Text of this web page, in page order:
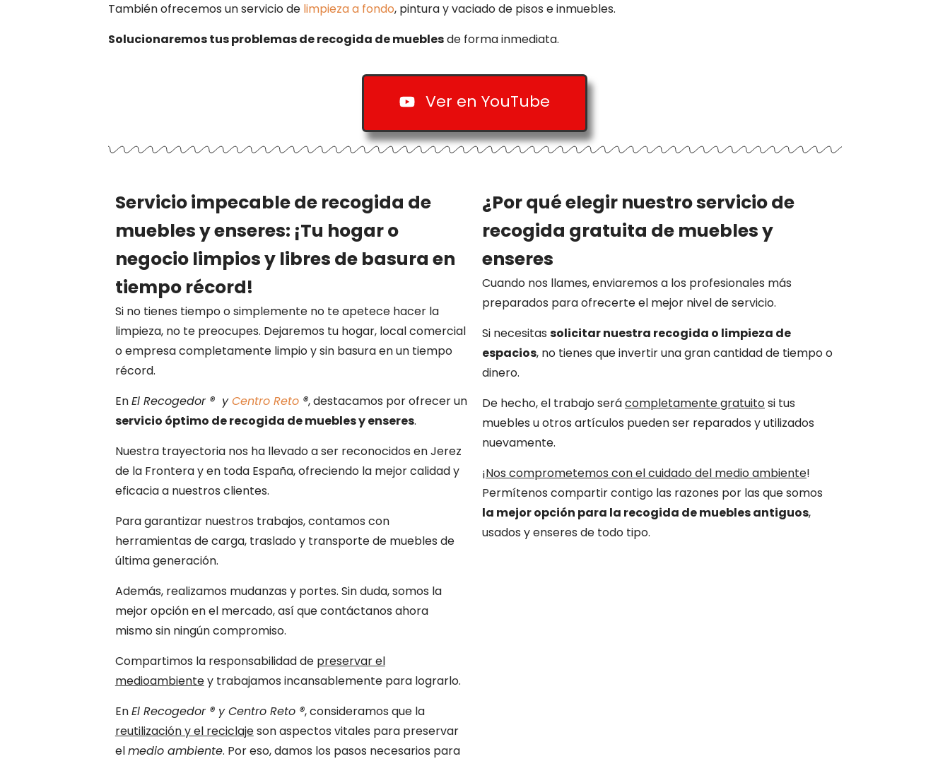
También ofrecemos un servicio de limpieza a fondo, pintura y vaciado de pisos e inmuebles.
Solucionaremos tus problemas de recogida de mueblesde forma inmediata.
Ver en YouTube
Servicio impecable de recogida de
muebles y enseres: ¡Tu hogar o
negocio limpios y libres de basura en
tiempo récord!
Si no tienes tiempo o simplemente no te apetece hacer la
limpieza, no te preocupes. Dejaremos tu hogar, local comercial
o empresa completamente limpio y sin basura en un tiempo
récord.
EnEl Recogedor ® yCentro Reto®, destacamos por ofrecer un
servicio óptimo de recogida de muebles y enseres.
Nuestra trayectoria nos ha llevado a ser reconocidos en Jerez
de la Frontera y en toda España, ofreciendo la mejor calidad y
eficacia a nuestros clientes.
Para garantizar nuestros trabajos, contamos con
herramientas de carga, traslado y transporte de muebles de
última generación.
Además, realizamos mudanzas y portes. Sin duda, somos la
mejor opción en el mercado, así que contáctanos ahora
mismo sin ningún compromiso.
Compartimos la responsabilidad de preservar el
medioambientey trabajamos incansablemente para lograrlo.
EnEl Recogedor ® y Centro Reto ®, consideramos que la
reutilización y el reciclajeson aspectos vitales para preservar
elmedio ambiente. Por eso, damos los pasos necesarios para
¿Por qué elegir nuestro servicio de
recogida gratuita de muebles y
enseres
Cuando nos llames, enviaremos a los profesionales más
preparados para ofrecerte el mejor nivel de servicio.
Si necesitas solicitar nuestra recogida o limpieza de
espacios, no tienes que invertir una gran cantidad de tiempo o
dinero.
De hecho, el trabajo serácompletamente gratuitosi tus
muebles u otros artículos pueden ser reparados y utilizados
nuevamente.
¡Nos comprometemos con el cuidado del medio ambiente!
Permítenos compartir contigo las razones por las que somos
la mejor opción para la recogida de muebles antiguos,
usados y enseres de todo tipo.